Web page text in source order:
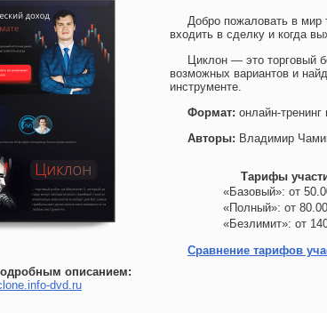
описанием:
dvd.ru
Добро пожаловать в мир
входить в сделку и когда
Циклон — это торговый
возможных вариантов и
инструменте.
Формат: онлайн-тренинг
Авторы: Владимир
Тарифы
«Базовый»: от
«Полный»: от
«Безлимит»: от
Сравнение тарифов